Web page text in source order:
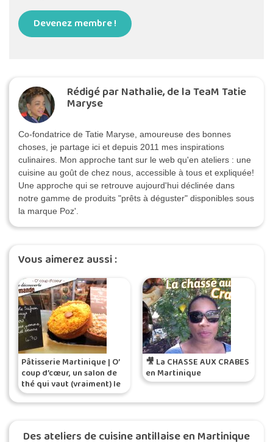
Devenez membre !
Rédigé par Nathalie, de la TeaM Tatie
Maryse
Co-fondatrice de Tatie Maryse, amoureuse des bonnes
choses, je partage ici et depuis 2011 mes inspirations
culinaires. Mon approche tant sur le web qu'en ateliers : une
cuisine au goût de chez nous, accessible à tous et expliquée!
Une approche qui se retrouve aujourd'hui déclinée dans
notre gamme de produits "prêts à déguster" disponibles sous
la marque Poz'.
Vous aimerez aussi :
Pâtisserie Martinique | O’
coup d’cœur, un salon de
thé qui vaut (vraiment) le
détour
🎥 La CHASSE AUX CRABES
en Martinique
Des ateliers de cuisine antillaise en Martinique